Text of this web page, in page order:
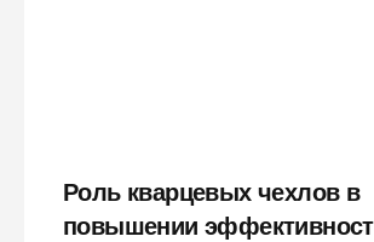
Роль кварцевых чехлов в
повышении